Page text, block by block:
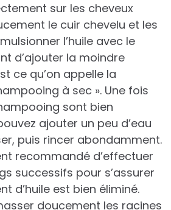
sur les cheveux
le cuir chevelu et les
l’huile avec le
d’ajouter la moindre
ce qu’on appelle la
à sec ». Une fois
sont bien
ajouter un peu d’eau
puis rincer abondamment.
recommandé d’effectuer
successifs pour s’assurer
d’huile est bien éliminé.
doucement les racines